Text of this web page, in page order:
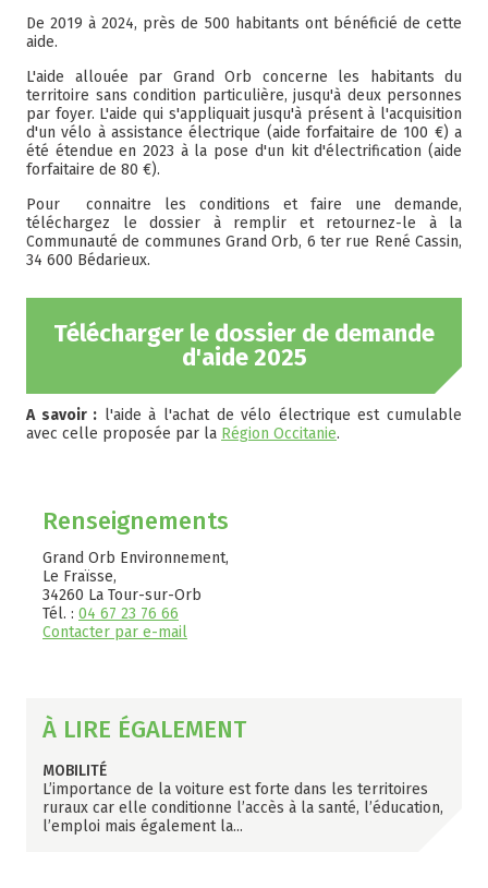
De 2019 à 2024, près de 500 habitants ont bénéficié de cette
aide.
L'aide allouée par Grand Orb concerne les habitants du
territoire sans condition particulière, jusqu'à deux personnes
par foyer. L'aide qui s'appliquait jusqu'à présent à l'acquisition
d'un vélo à assistance électrique (aide forfaitaire de 100 €) a
été étendue en 2023 à la pose d'un kit d'électrification (aide
forfaitaire de 80 €).
Pour connaitre les conditions et faire une demande,
téléchargez le dossier à remplir et retournez-le à la
Communauté de communes Grand Orb, 6 ter rue René Cassin,
34 600 Bédarieux.
Télécharger le dossier de demande
d'aide 2025
A savoir : l'aide à l'achat de vélo électrique est cumulable
avec celle proposée par la Région Occitanie.
Renseignements
Grand Orb Environnement,
Le Fraïsse,
34260 La Tour-sur-Orb
Tél. : 04 67 23 76 66
Contacter par e-mail
À LIRE ÉGALEMENT
MOBILITÉ
L’importance de la voiture est forte dans les territoires
ruraux car elle conditionne l’accès à la santé, l’éducation,
l’emploi mais également la...